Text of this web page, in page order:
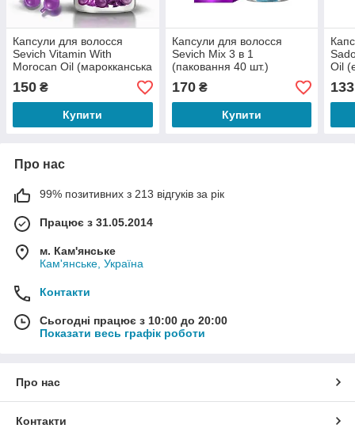
Капсули для волосся
Sevich Vitamin With
Morocan Oil (марокканська
олія) 30 капсул
150 ₴
Купити
Капсули для волосся
Sevich Mix 3 в 1
(паковання 40 шт.)
170₴
Купити
Oil
133
Про нас
99% позитивних з 213 відгуків за рік
Працює з 31.05.2014
м. Кам'янське
Кам'янське, Україна
Контакти
Сьогодні працює з 10:00 до 20:00
Показати весь графік роботи
Про нас
Контакти